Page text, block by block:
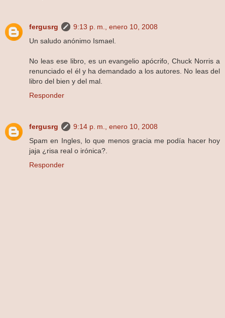
fergusrg
9:13 p. m., enero 10, 2008
Un saludo anónimo Ismael.
No leas ese libro, es un evangelio apócrifo, Chuck Norris a
renunciado el él y ha demandado a los autores. No leas del
libro del bien y del mal.
Responder
fergusrg
9:14 p. m., enero 10, 2008
Spam en Ingles, lo que menos gracia me podía hacer hoy
jaja ¿risa real o irónica?.
Responder